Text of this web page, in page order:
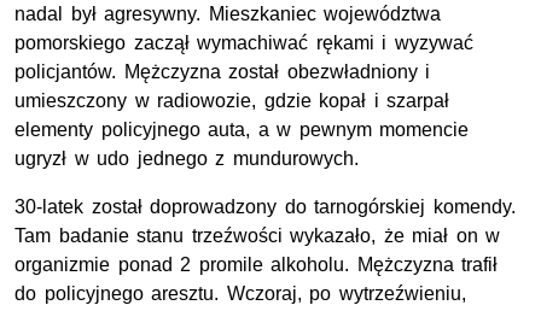
nadal był agresywny. Mieszkaniec województwa
pomorskiego zaczął wymachiwać rękami i wyzywać
policjantów. Mężczyzna został obezwładniony i
umieszczony w radiowozie, gdzie kopał i szarpał
elementy policyjnego auta, a w pewnym momencie
ugryzł w udo jednego z mundurowych.
30-latek został doprowadzony do tarnogórskiej komendy.
Tam badanie stanu trzeźwości wykazało, że miał on w
organizmie ponad 2 promile alkoholu. Mężczyzna trafił
do policyjnego aresztu. Wczoraj, po wytrzeźwieniu,